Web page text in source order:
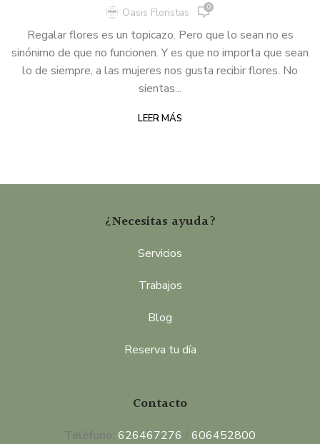
Oasis Floristas 0
Regalar flores es un topicazo. Pero que lo sean no es
sinónimo de que no funcionen. Y es que no importa que sean
lo de siempre, a las mujeres nos gusta recibir flores. No
sientas...
LEER MÁS
¿Necesitas ayuda?
Servicios
Trabajos
Blog
Reserva tu día
Contacto
Teléfono: 626467276 / 606452800